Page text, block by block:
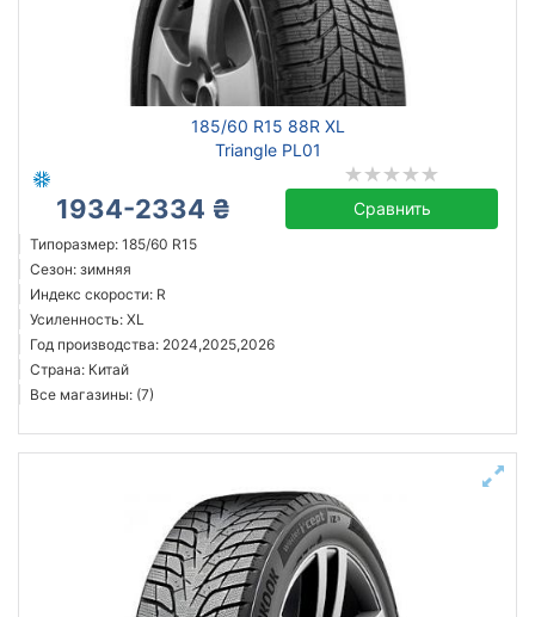
185/60 R15 88R XL
Triangle PL01
1934-2334 ₴ Сравнить
Типоразмер: 185/60 R15
Сезон: зимняя
Индекс скорости: R
Усиленность: XL
Год производства: 2024,2025,2026
Страна: Китай
Все магазины: (7)